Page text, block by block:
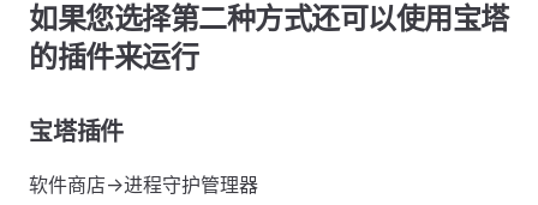
如果您选择第二种方式还可以使用宝塔
的插件来运行
宝塔插件
软件商店->进程守护管理器